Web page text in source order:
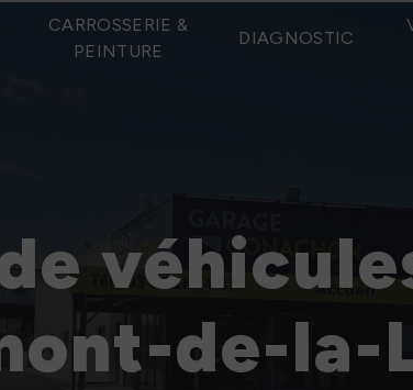
CARROSSERIE &
PEINTURE
DIAGNOSTIC
de-la-